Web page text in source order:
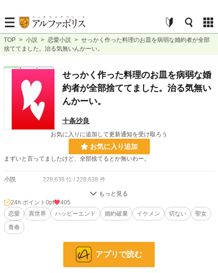
TOP > 小説 > 恋愛小説 > せっかく作った料理のお皿を病弱な婚約者が全部
捨ててました。治る気無いんかーい。
恋愛 完結 短編
せっかく作った料理のお皿を病弱な婚
約者が全部捨ててました。治る気無い
んかーい。
十条沙良
お気に入りに追加して更新通知を受け取ろう
お気に入り追加
まずいと言ってましたけど、全部捨てるとか無いわー。
小説 228,638 位 / 228,638 件
66,327 位 / 66,327 件
お気に入り 51
24h.ポイント
2022.05.21 11:59
24h.ポイント 0pt
405
恋愛
異世界 ハッピーエンド 婚約破棄 イケメン 切ない
聖女
青春
アプリで読む